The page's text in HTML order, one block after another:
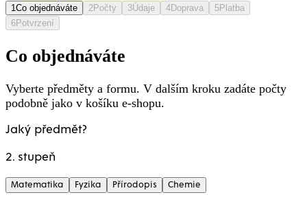
1 Co objednáváte 2Počty 3Údaje 4Doprava 5Platba
6Potvrzení
Co objednáváte
Vyberte předměty a formu. V dalším kroku zadáte počty
podobně jako v košíku e-shopu.
Jaký předmět?
2. stupeň
Matematika Fyzika Přírodopis Chemie